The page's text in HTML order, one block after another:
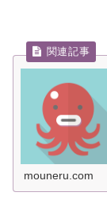
mouneru.com